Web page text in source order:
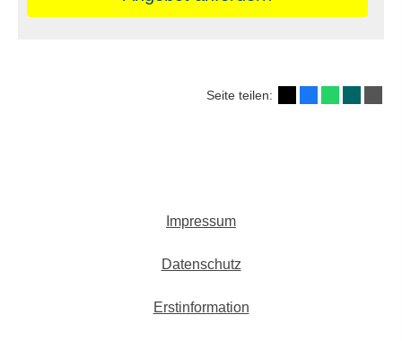
Seite teilen:
Impressum
Datenschutz
Erstinformation